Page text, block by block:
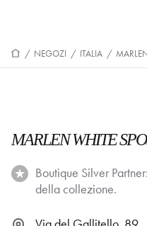
/ NEGOZI / ITALIA /
MARLEN WHITE
Boutique Silver
della collezione.